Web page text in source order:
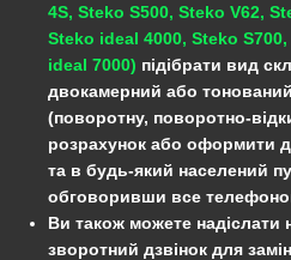
4S, Steko S500, Steko V62,
Steko ideal 4000, Steko
ideal 7000) підібрати вид
двокамерний або
(поворотну, поворотно-
розрахунок або оформити
та в будь-який населений
обговоривши все
Ви також можете надіслати
зворотний дзвінок для